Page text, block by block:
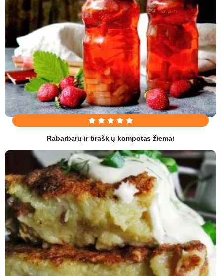
Rabarbarų ir braškių kompotas žiemai